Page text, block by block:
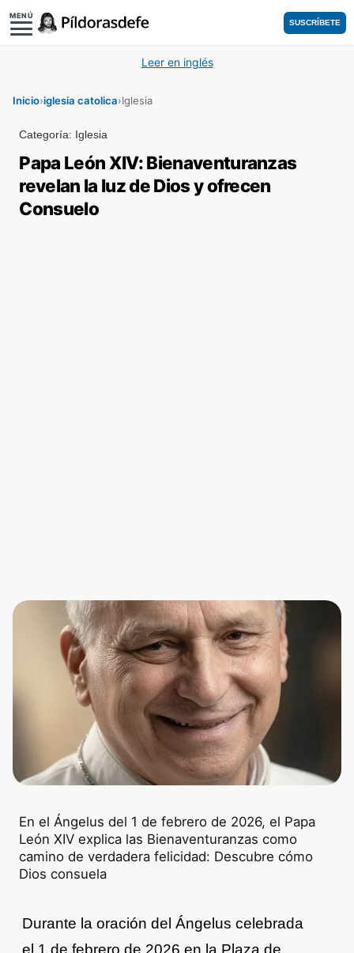
MENÚ
SUSCRÍBETE
Leer en inglés
Inicio›iglesia catolica›Iglesia
Categoría: Iglesia
Papa León XIV: Bienaventuranzas
revelan la luz de Dios y ofrecen
Consuelo
En el Ángelus del 1 de febrero de 2026, el Papa
León XIV explica las Bienaventuranzas como
camino de verdadera felicidad: Descubre cómo
Dios consuela
Durante la oración del Ángelus celebrada
el 1 de febrero de 2026 en la Plaza de